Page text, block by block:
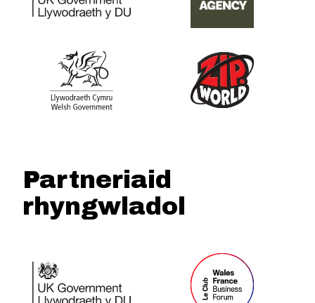
Partneriaid
rhyngwladol